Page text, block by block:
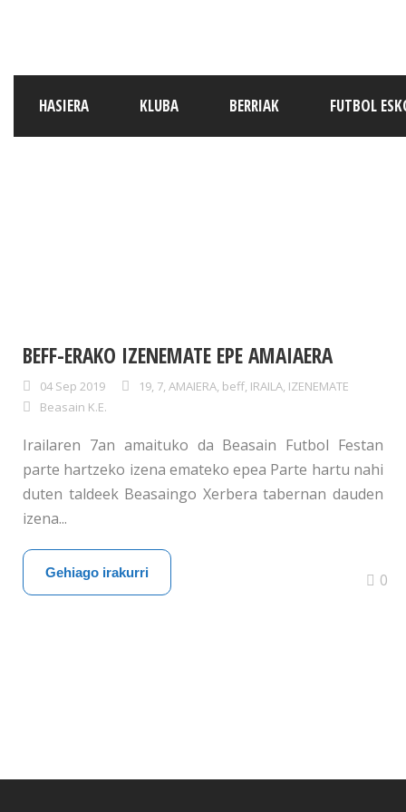
HASIERA KLUBA BERRIAK FUTBOL
BEFF-ERAKO IZENEMATE EPE AMAIAERA
04 Sep 2019 19, 7, AMAIERA, beff, IRAILA, IZENEMATE
Beasain K.E.
Irailaren 7an amaituko da Beasain Futbol Festan
parte hartzeko izena emateko epea Parte hartu nahi
duten taldeek Beasaingo Xerbera tabernan dauden
izena...
Gehiago irakurri 0